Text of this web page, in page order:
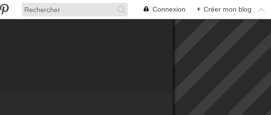
Connexion + Créer mon blog